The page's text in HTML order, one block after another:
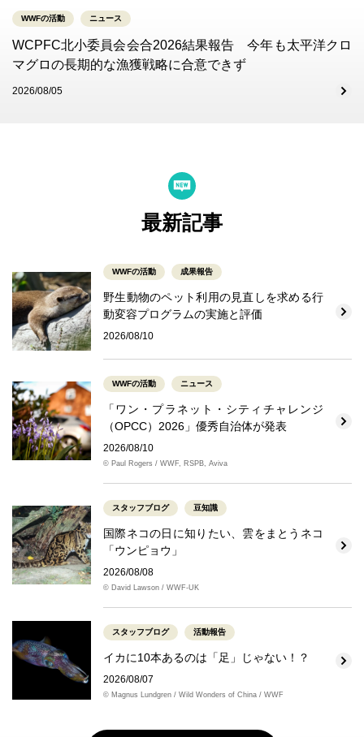
WWFの活動 ニュース
WCPFC北小委員会会合2026結果報告 今年も太平洋クロ
マグロの長期的な漁獲戦略に合意できず
2026/08/05
最新記事
WWFの活動 成果報告
野生動物のペット利用の見直しを求める行
動変容プログラムの実施と評価
2026/08/10
WWFの活動 ニュース
「ワン・プラネット・シティチャレンジ
（OPCC）2026」優秀自治体が発表
2026/08/10
© Paul Rogers / WWF, RSPB, Aviva
スタッフブログ 豆知識
国際ネコの日に知りたい、雲をまとうネコ
「ウンピョウ」
2026/08/08
© David Lawson / WWF-UK
スタッフブログ 活動報告
イカに10本あるのは「足」じゃない！？
2026/08/07
© Magnus Lundgren / Wild Wonders of China / WWF